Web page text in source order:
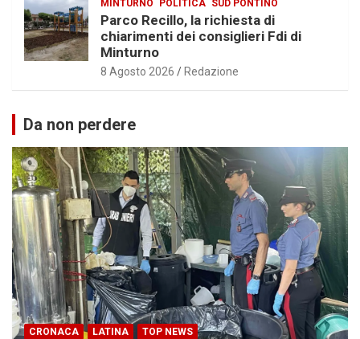
MINTURNO POLITICA SUD PONTINO
Parco Recillo, la richiesta di
chiarimenti dei consiglieri Fdi di
Minturno
8 Agosto 2026 Redazione
Da non perdere
CRONACA LATINA TOP NEWS